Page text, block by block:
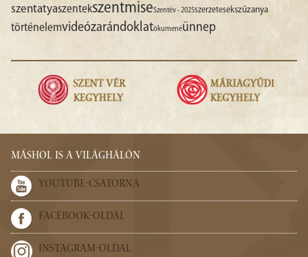
szentatyaszentekszentmiseSzentév - 2025szerzetesekszűzanya
történelemvideózarándoklatökumenéünnep
MÁSHOL IS A VILÁGHÁLÓN
YOUTUBE-CSATORNA
FACEBOOK-OLDAL
INSTAGRAM-OLDAL